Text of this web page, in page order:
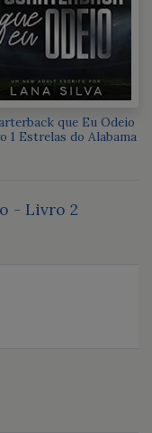
que Eu Odeio
1 Estrelas do Alabama
- Livro 2